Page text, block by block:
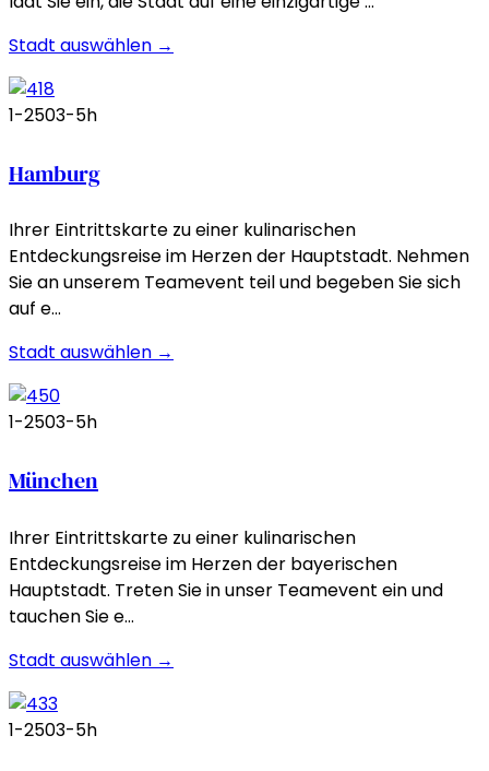
Stadt auswählen →
1-2503-5h
Hamburg
Ihrer Eintrittskarte zu einer kulinarischen
Entdeckungsreise im Herzen der Hauptstadt. Nehmen
Sie an unserem Teamevent teil und begeben Sie sich
auf e…
Stadt auswählen →
1-2503-5h
München
Ihrer Eintrittskarte zu einer kulinarischen
Entdeckungsreise im Herzen der bayerischen
Hauptstadt. Treten Sie in unser Teamevent ein und
tauchen Sie e…
Stadt auswählen →
1-2503-5h